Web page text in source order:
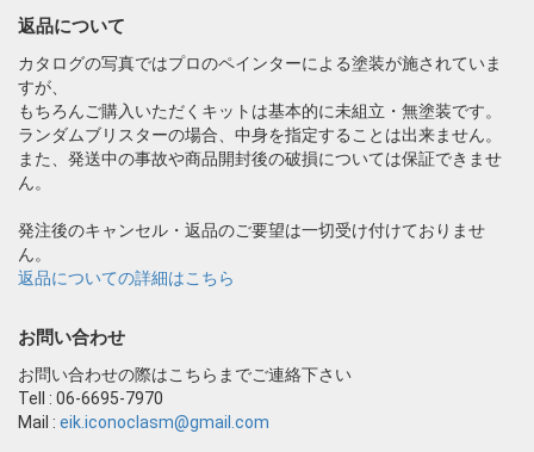
返品について
カタログの写真ではプロのペインターによる塗装が施されていま
すが、
もちろんご購入いただくキットは基本的に未組立・無塗装です。
ランダムブリスターの場合、中身を指定することは出来ません。
また、発送中の事故や商品開封後の破損については保証できませ
ん。
発注後のキャンセル・返品のご要望は一切受け付けておりませ
ん。
返品についての詳細はこちら
お問い合わせ
お問い合わせの際はこちらまでご連絡下さい
Tell : 06-6695-7970
Mail : eik.iconoclasm@gmail.com